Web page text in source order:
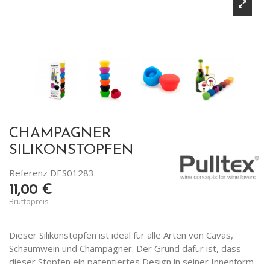
CHAMPAGNER
SILIKONSTOPFEN
Referenz DES01283
11,00 €
Bruttopreis
Dieser Silikonstopfen ist ideal für alle Arten von Cavas,
Schaumwein und Champagner. Der Grund dafür ist, dass
dieser Stopfen ein patentiertes Design in seiner Innenform